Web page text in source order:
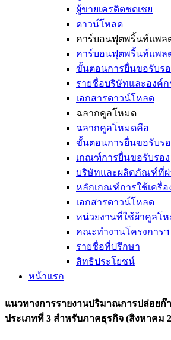
ผู้ขายเครดิตชดเชย
ดาวน์โหลด
คาร์บอนฟุตพริ้นท์แพล
คาร์บอนฟุตพริ้นท์แพล
ขั้นตอนการยื่นขอรับรอ
รายชื่อบริษัทและองค์
เอกสารดาวน์โหลด
ฉลากคูลโหมด
ฉลากคูลโหมดคือ
ขั้นตอนการยื่นขอรับร
เกณฑ์การยื่นขอรับรอง
บริษัทและผลิตภัณฑ์ที่ผ่
หลักเกณฑ์การใช้เครื่อ
เอกสารดาวน์โหลด
หน่วยงานที่ใช้ผ้าคูลโ
คณะทำงานโครงการฯ
รายชื่อที่ปรึกษา
สิทธิประโยชน์
หน้าแรก
แนวทางการรายงานปริมาณการปล่อยก๊
ประเภทที่ 3 สำหรับภาคธุรกิจ (สิงหาคม